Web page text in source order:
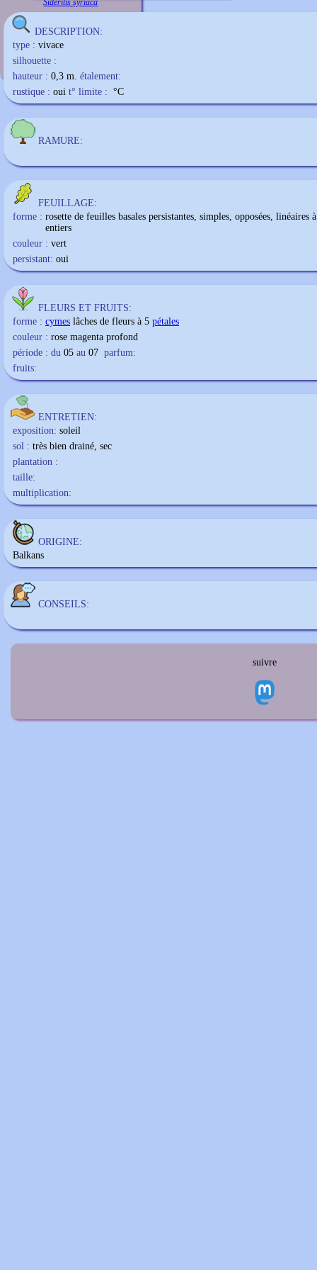
Sideritis syriaca
DESCRIPTION:
type : vivace
silhouette :
hauteur : 0,3 m. étalement:
rustique : oui t° limite : °C
RAMURE:
FEUILLAGE:
forme : rosette de feuilles basales persistantes, simples, opposées, linéaires
entiers
couleur : vert
persistant: oui
FLEURS ET FRUITS:
forme : cymes lâches de fleurs à 5 pétales
couleur : rose magenta profond
période : du 05 au 07 parfum:
fruits:
ENTRETIEN:
exposition: soleil
sol : très bien drainé, sec
plantation :
taille:
multiplication:
ORIGINE:
Balkans
CONSEILS:
suivre